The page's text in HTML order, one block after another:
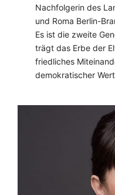
Nachfolgerin des
und Roma Berlin-
Es ist die zweite
trägt das Erbe der
friedliches
demokratischer